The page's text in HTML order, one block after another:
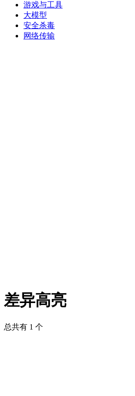
游戏与工具
大模型
安全杀毒
网络传输
差异高亮
总共有 1 个